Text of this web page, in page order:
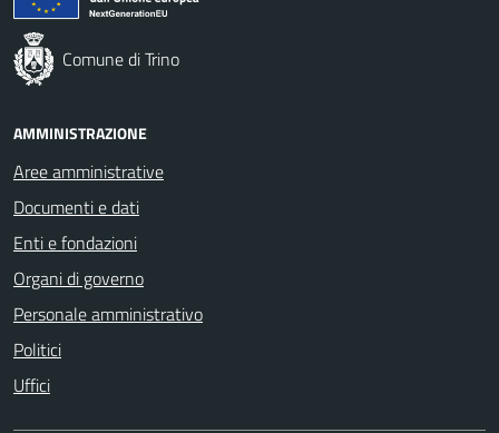
Comune di Trino
AMMINISTRAZIONE
Aree amministrative
Documenti e dati
Enti e fondazioni
Organi di governo
Personale amministrativo
Politici
Uffici